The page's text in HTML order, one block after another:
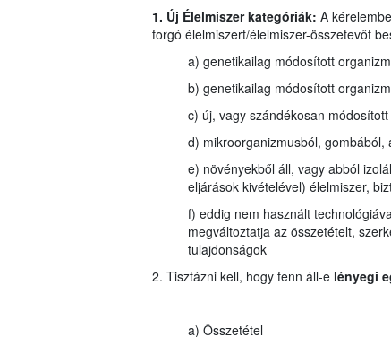
1. Új Élelmiszer kategóriák: A
forgó élelmiszert/élelmiszer-összetevőt
a) genetikailag módosított
b) genetikailag módosított
c) új, vagy szándékosan
d) mikroorganizmusból,
e) növényekből áll, vagy abból
eljárások kivételével) élelmiszer,
f) eddig nem használt
megváltoztatja az összetételt,
tulajdonságok
2. Tisztázni kell, hogy fenn áll-elényegi
a) Összetétel